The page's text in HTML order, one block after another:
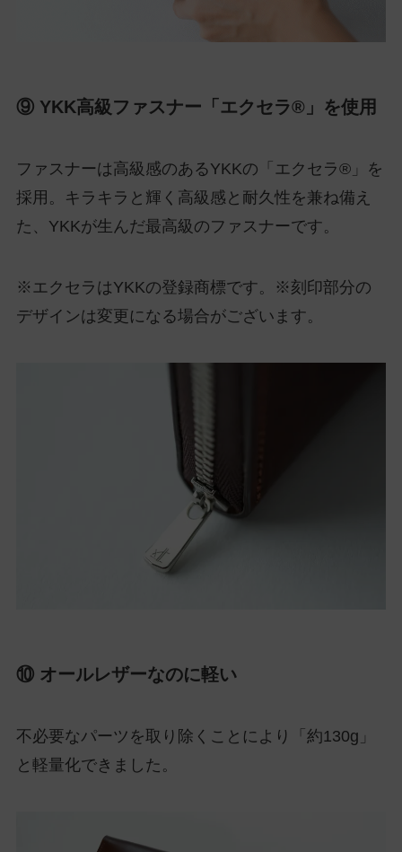
⑨ YKK高級ファスナー「エクセラ®」を使用
ファスナーは高級感のあるYKKの「エクセラ®」を
採用。キラキラと輝く高級感と耐久性を兼ね備え
た、YKKが生んだ最高級のファスナーです。
※エクセラはYKKの登録商標です。※刻印部分の
デザインは変更になる場合がございます。
⑩ オールレザーなのに軽い
不必要なパーツを取り除くことにより「約130g」
と軽量化できました。